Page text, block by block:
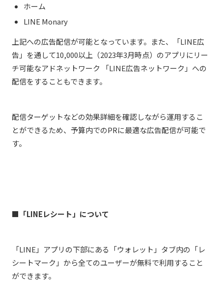
ホーム
LINE Monary
上記への広告配信が可能となっています。また、「LINE広
告」を通して10,000以上（2023年3月時点）のアプリにリー
チ可能なアドネットワーク 「LINE広告ネットワーク」への
配信をすることもできます。
配信ターゲットなどの効果詳細を確認しながら運用するこ
とができるため、予算内でのPRに最適な広告配信が可能で
す。
■「LINEレシート」について
「LINE」アプリの下部にある「ウォレット」タブ内の「レ
シートマーク」から全てのユーザーが無料で利用すること
ができます。